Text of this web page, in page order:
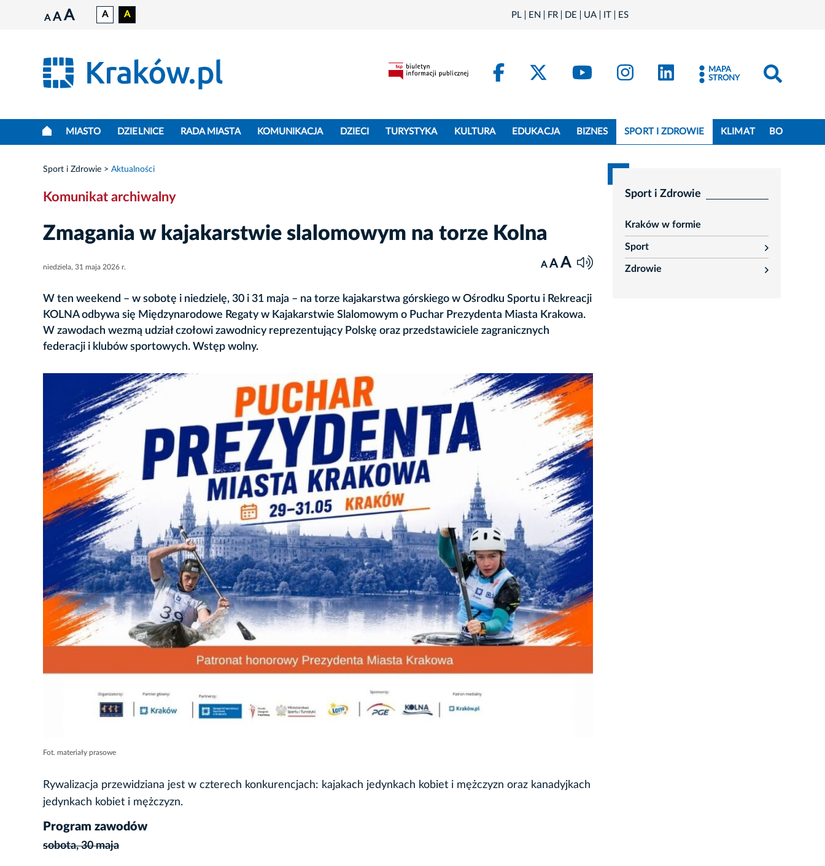
A A A A A PL EN FR DE UA IT ES
FacebookKraków - X
Kraków - YouTube
Kraków - Instagram
Kraków - LinkedIn
MAPA
STRONY
MIASTO DZIELNICE RADA MIASTA KOMUNIKACJA DZIECI TURYSTYKA KULTURA EDUKACJA BIZNES SPORT I ZDROWIE KLIMAT BO
Sport i Zdrowie Aktualności
Komunikat archiwalny
Zmagania w kajakarstwie slalomowym na torze Kolna
niedziela, 31 maja 2026 r. A A A
W ten weekend – w sobotę i niedzielę, 30 i 31 maja – na torze kajakarstwa górskiego w Ośrodku Sportu i Rekreacji
KOLNA odbywa się Międzynarodowe Regaty w Kajakarstwie Slalomowym o Puchar Prezydenta Miasta Krakowa.
W zawodach wezmą udział czołowi zawodnicy reprezentujący Polskę oraz przedstawiciele zagranicznych
federacji i klubów sportowych. Wstęp wolny.
Fot. materiały prasowe
Rywalizacja przewidziana jest w czterech konkurencjach: kajakach jedynkach kobiet i mężczyzn oraz kanadyjkach
jedynkach kobiet i mężczyzn.
Program zawodów
sobota, 30 maja
Sport i Zdrowie
Kraków w formie
Sport
rozwiń
Zdrowie
rozwiń